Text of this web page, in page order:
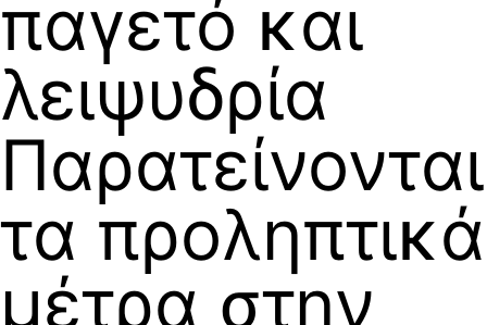
παγετό και
λειψυδρία
Παρατείνονται
τα προληπτικά
μέτρα στην